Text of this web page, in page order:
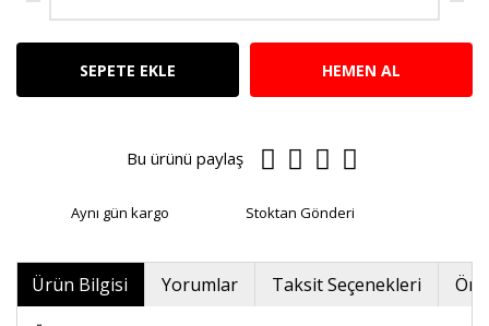
SEPETE EKLE HEMEN AL
Bu ürünü paylaş
Aynı gün kargo Stoktan Gönderi
Ürün Bilgisi Yorumlar Taksit Seçenekleri